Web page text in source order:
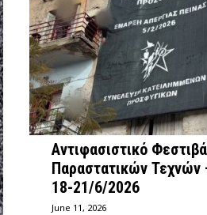
Αντιφασιστικό
Παραστατικών
18-21/6/2026
June 11, 2026